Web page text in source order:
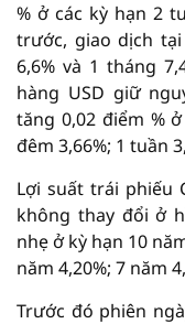
% ở các kỳ hạn 2
trước, giao dịch tại
6,6% và 1 tháng
hàng USD giữ
tăng 0,02 điểm %
đêm 3,66%; 1 tuần
Lợi suất trái phiếu
không thay đổi ở
nhẹ ở kỳ hạn 10
năm 4,20%; 7 năm
Trước đó phiên